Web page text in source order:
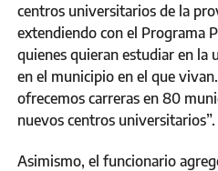
centros universitarios de la
extendiendo con el Programa
quienes quieran estudiar en la
en el municipio en el que
ofrecemos carreras en 80
nuevos centros universitarios”.
Asimismo, el funcionario